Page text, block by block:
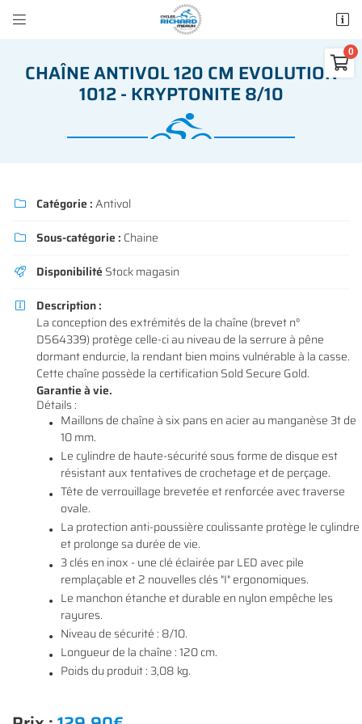
 
01 64 34 07 57

Il n'y a aucun produit dans votre panier
VALIDER VOTRE PANIER
Adresse email de réception
Rafraîchir le captcha
En cochant cette case, vous consentez à recevoir nos propositions commerciales à
utilisantle formulaire de désinscription.
INSCRIPTION
CHAÎNE ANTIVOL 120 CM EVOLUTION
1012 - KRYPTONITE 8/10
 Catégorie :Antivol
 Sous-catégorie : Chaine
 Disponibilité Stock magasin

Description :
La conception des extrémités de la chaîne (brevet n°
D564339) protège celle-ci au niveau de la serrure à pêne
dormant endurcie, la rendant bien moins vulnérable à la casse.
Cette chaîne possède la certification Sold Secure Gold.
Garantie à vie.
Détails :
Maillons de chaîne à six pans en acier au manganèse 3t de
10 mm.
Le cylindre de haute-sécurité sous forme de disque est
résistant aux tentatives de crochetage et de perçage.
Tête de verrouillage brevetée et renforcée avec traverse
ovale.
La protection anti-poussière coulissante protège le cylindre
et prolonge sa durée de vie.
3 clés en inox - une clé éclairée par LED avec pile
remplaçable et 2 nouvelles clés "I" ergonomiques.
Le manchon étanche et durable en nylon empêche les
rayures.
Niveau de sécurité : 8/10.
Longueur de la chaîne : 120 cm.
Poids du produit : 3,08 kg.